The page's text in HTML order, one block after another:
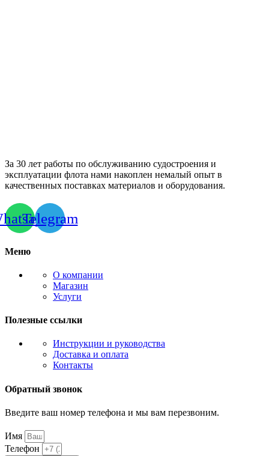
За 30 лет работы по обслуживанию судостроения и
эксплуатации флота нами накоплен немалый опыт в
качественных поставках материалов и оборудования.
Telegram
Меню
О компании
Магазин
Услуги
Полезные ссылки
Инструкции и руководства
Доставка и оплата
Контакты
Обратный звонок
Введите ваш номер телефона и мы вам перезвоним.
Имя
Телефон